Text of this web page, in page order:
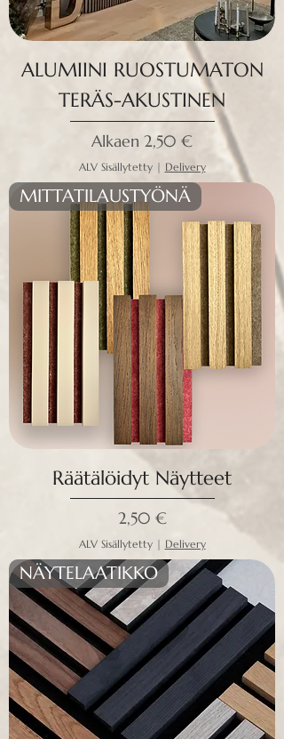
ALUMIINI RUOSTUMATON
TERÄS-AKUSTINEN
Alkaen 2,50 €
Alehinta
ALV Sisällytetty| Delivery
MITTATILAUSTYÖNÄ
Räätälöidyt Näytteet
Hinta
2,50 €
ALV Sisällytetty| Delivery
NÄYTELAATIKKO